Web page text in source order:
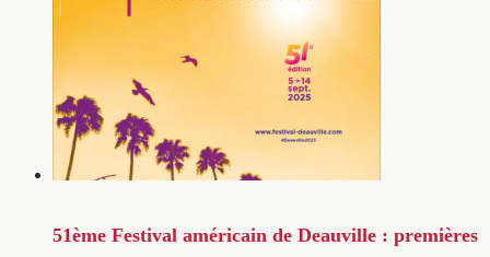
51ème Festival américain de Deauville : premières